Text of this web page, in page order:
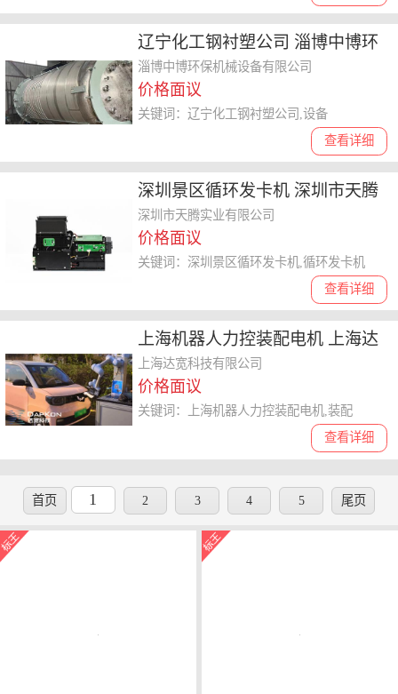
辽宁化工钢衬塑公司 淄博中博环
保机械设备供应
淄博中博环保机械设备有限公司
价格面议
查看详细
关键词：辽宁化工钢衬塑公司,设备
深圳景区循环发卡机 深圳市天腾
实业供应
深圳市天腾实业有限公司
价格面议
查看详细
关键词：深圳景区循环发卡机,循环发卡机
上海机器人力控装配电机 上海达
宽科技供应
上海达宽科技有限公司
价格面议
查看详细
关键词：上海机器人力控装配电机,装配
首页 1 2 3 4 5 尾页